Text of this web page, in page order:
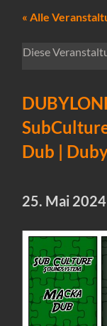
« Alle
Diese
Dub |
25. Mai